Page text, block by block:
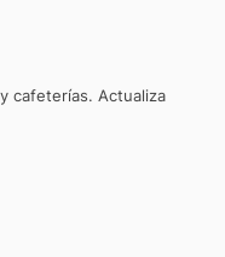
cafeterías. Actualiza